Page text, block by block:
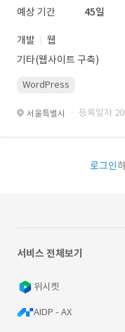
예상 기간
45일
개발
웹
기타(웹사이트 구축)
WordPress
서울특별시 · 등록일자
로그인
서비스 전체보기
위시켓
AIDP - AX